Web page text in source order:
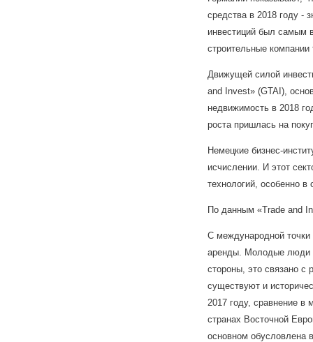
средства в 2018 году -
инвестиций был самым
строительные
Движущей силой
and Invest» (GTAI),
недвижимость в 2018
роста пришлась на
Немецкие бизнес-
исчислении. И этот
технологий, особенно в
По данным «Trade and
С международной
аренды. Молодые люди
стороны, это связано с
существуют и
2017 году, сравнение
странах Восточной
основном обусловлена